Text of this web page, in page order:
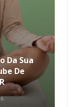
Da Sua
De